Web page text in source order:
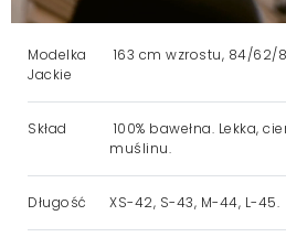
Modelka
Jackie
163 cm wzrostu, 84/62/
Skład
100% bawełna. Lekka,
muślinu.
Długość XS-42, S-43, M-44, L-45.